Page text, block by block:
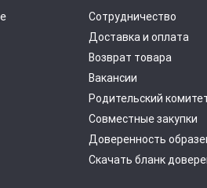
Сотрудничество
Доставка и оплата
Возврат товара
Вакансии
Родительский
Совместные закупки
Доверенность
Скачать бланк